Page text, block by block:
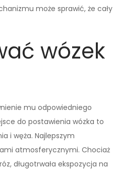
może sprawić, że cały
wózek
mu odpowiedniego
do postawienia wózka to
i węża. Najlepszym
atmosferycznymi. Chociaż
długotrwała ekspozycja na